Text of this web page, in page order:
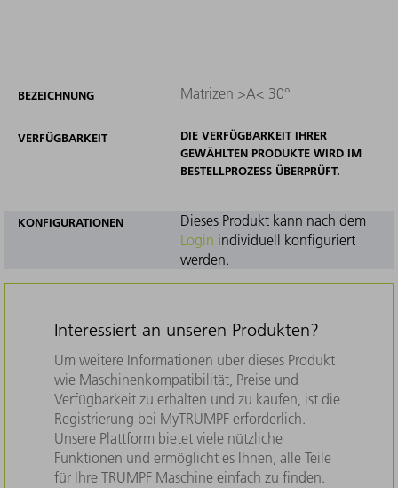
BEZEICHNUNG Matrizen >A< 30°
VERFÜGBARKEIT
DIE VERFÜGBARKEIT IHRER
GEWÄHLTEN PRODUKTE WIRD IM
BESTELLPROZESS ÜBERPRÜFT.
KONFIGURATIONEN
Dieses Produkt kann nach dem
Login individuell konfiguriert
werden.
Interessiert an unseren Produkten?
Um weitere Informationen über dieses Produkt
wie Maschinenkompatibilität, Preise und
Verfügbarkeit zu erhalten und zu kaufen, ist die
Registrierung bei MyTRUMPF erforderlich.
Unsere Plattform bietet viele nützliche
Funktionen und ermöglicht es Ihnen, alle Teile
für Ihre TRUMPF Maschine einfach zu finden.